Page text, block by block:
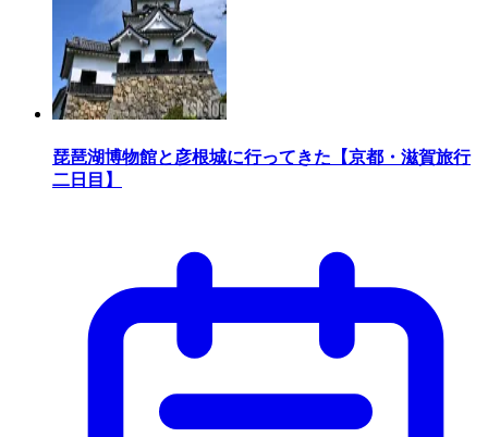
琵琶湖博物館と彦根城に行ってきた【京都・滋賀旅行
二日目】